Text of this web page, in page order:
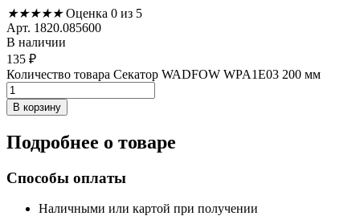
★★★★★ Оценка 0 из 5
Арт. 1820.085600
В наличии
135 ₽
Количество товара Секатор WADFOW WPA1E03 200 мм
В корзину
Подробнее о товаре
Способы оплаты
Наличными или картой при получении